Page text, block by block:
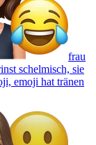
frau
schelmisch, sie
emoji hat tränen